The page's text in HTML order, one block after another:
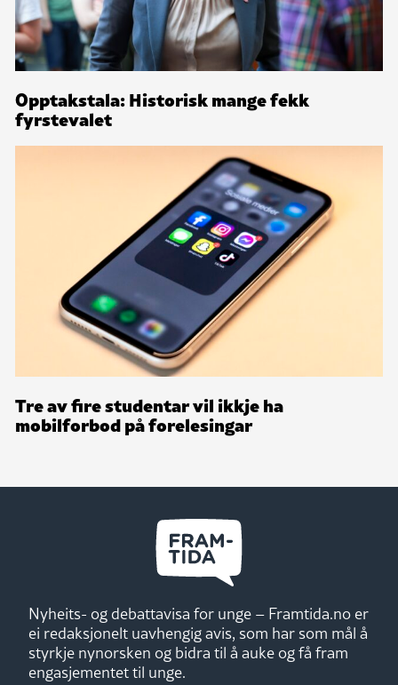
Opptakstala: Historisk mange fekk
fyrstevalet
Tre av fire studentar vil ikkje ha
mobilforbod på forelesingar
Nyheits- og debattavisa for unge – Framtida.no er
ei redaksjonelt uavhengig avis, som har som mål å
styrkje nynorsken og bidra til å auke og få fram
engasjementet til unge.